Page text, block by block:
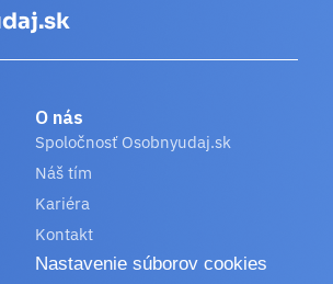
O nás
Spoločnosť Osobnyudaj.sk
Náš tím
Kariéra
Kontakt
Nastavenie súborov cookies